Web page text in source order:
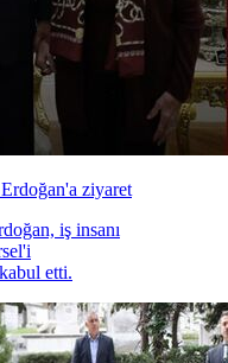
ziyaret
iş insanı
etti.